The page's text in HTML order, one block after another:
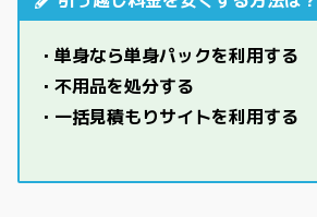
・単身なら単身パックを利用する
・不用品を処分する
・一括見積もりサイトを利用する